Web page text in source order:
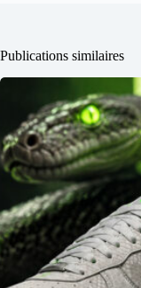
Publications similaires